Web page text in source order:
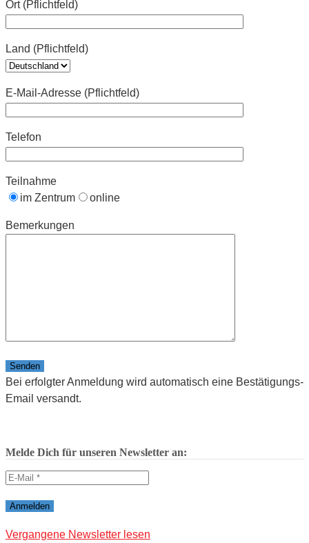
Ort (Pflichtfeld)
Land (Pflichtfeld)
E-Mail-Adresse (Pflichtfeld)
Telefon
Teilnahme
im Zentrum
online
Bemerkungen
Bitte lasse dieses Feld leer.
Bei erfolgter Anmeldung wird automatisch eine Bestätigungs-
Email versandt.
Melde Dich für unseren Newsletter an:
Vergangene Newsletter lesen